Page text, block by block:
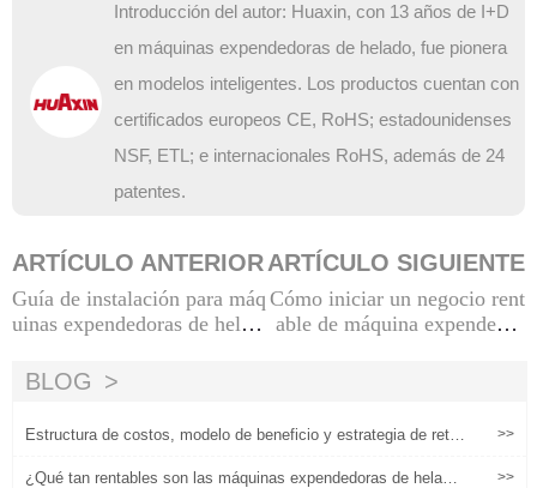
Introducción del autor: Huaxin, con 13 años de I+D
en máquinas expendedoras de helado, fue pionera
en modelos inteligentes. Los productos cuentan con
certificados europeos CE, RoHS; estadounidenses
NSF, ETL; e internacionales RoHS, además de 24
patentes.
ARTÍCULO ANTERIOR
Guía de instalación para máq
uinas expendedoras de helad
ARTÍCULO SIGUIENTE
Cómo iniciar un negocio rent
able de máquina expendedor
BLOG
Estructura de costos, modelo de beneficio y estrategia de retor
nte automáticas.
>>
¿Qué tan rentables son las máquinas expendedoras de helado
>>